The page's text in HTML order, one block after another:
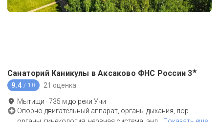
Санаторий Каникулы в Аксаково ФНС России 3★
9.4 / 10 21 оценка
Мытищи ·735 м до реки Учи
Опорно-двигательный аппарат, органы дыхания, лор-